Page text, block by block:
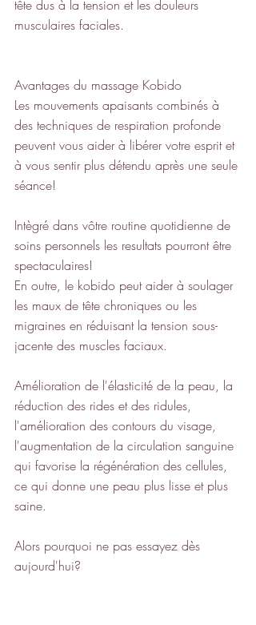
tête dus à la tension et les douleurs
musculaires faciales.
Avantages du massage Kobido
Les mouvements apaisants combinés à
des techniques de respiration profonde
peuvent vous aider à libérer votre esprit et
à vous sentir plus détendu après une seule
séance!
Intègré dans vôtre routine quotidienne de
soins personnels les resultats pourront être
spectaculaires!
En outre, le kobido peut aider à soulager
les maux de tête chroniques ou les
migraines en réduisant la tension sous-
jacente des muscles faciaux.
Amélioration de l'élasticité de la peau, la
réduction des rides et des ridules,
l'amélioration des contours du visage,
l'augmentation de la circulation sanguine
qui favorise la régénération des cellules,
ce qui donne une peau plus lisse et plus
saine.
Alors pourquoi ne pas essayez dès
aujourd'hui?